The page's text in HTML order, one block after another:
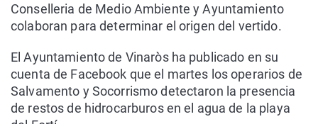
Conselleria de Medio Ambiente y Ayuntamiento
colaboran para determinar el origen del vertido.
El Ayuntamiento de Vinaròs ha publicado en su
cuenta de Facebook que el martes los operarios de
Salvamento y Socorrismo detectaron la presencia
de restos de hidrocarburos en el agua de la playa